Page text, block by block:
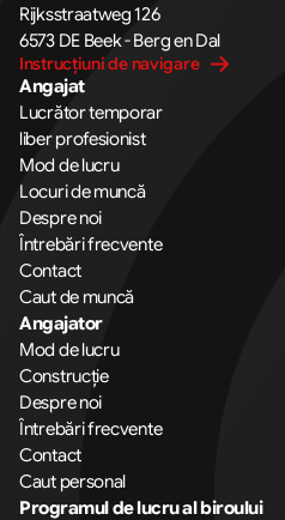
Rijksstraatweg 126
6573 DE Beek - Berg en Dal
Instrucțiuni de navigare
Angajat
Lucrător temporar
liber profesionist
Mod de lucru
Locuri de muncă
Despre noi
Întrebări frecvente
Contact
Caut de muncă
Angajator
Mod de lucru
Construcție
Despre noi
Întrebări frecvente
Contact
Caut personal
Programul de lucru al biroului